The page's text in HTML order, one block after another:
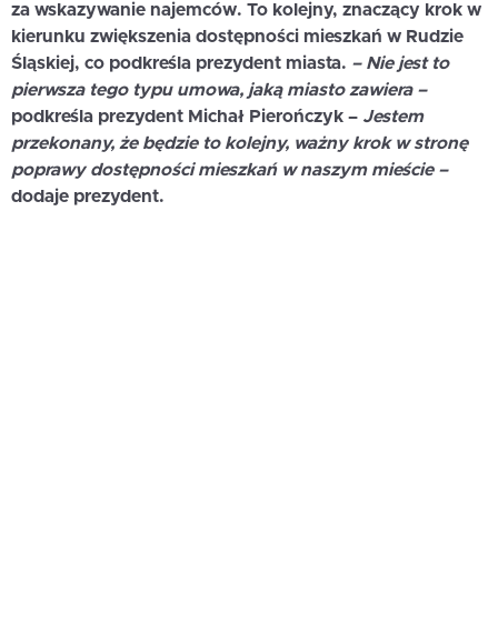
za wskazywanie najemców. To kolejny, znaczący krok w
kierunku zwiększenia dostępności mieszkań w Rudzie
Śląskiej, co podkreśla prezydent miasta. – Nie jest to
pierwsza tego typu umowa, jaką miasto zawiera –
podkreśla prezydent Michał Pierończyk – Jestem
przekonany, że będzie to kolejny, ważny krok w stronę
poprawy dostępności mieszkań w naszym mieście –
dodaje prezydent.